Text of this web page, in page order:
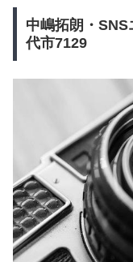
中嶋拓朗・
代市7129